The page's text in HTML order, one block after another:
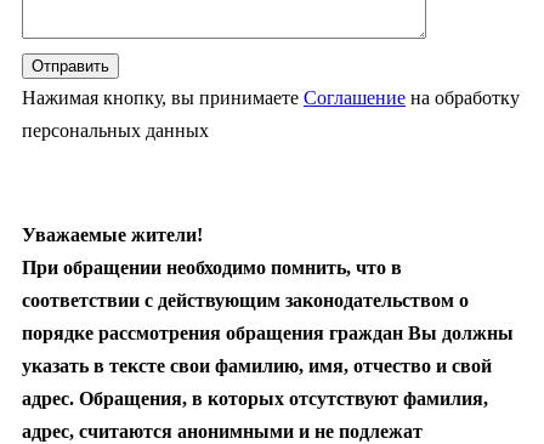
Нажимая кнопку, вы принимаете Соглашение на обработку
персональных данных
Уважаемые жители!
При обращении необходимо помнить, что в
соответствии с действующим законодательством о
порядке рассмотрения обращения граждан Вы должны
указать в тексте свои фамилию, имя, отчество и свой
адрес. Обращения, в которых отсутствуют фамилия,
адрес, считаются анонимными и не подлежат